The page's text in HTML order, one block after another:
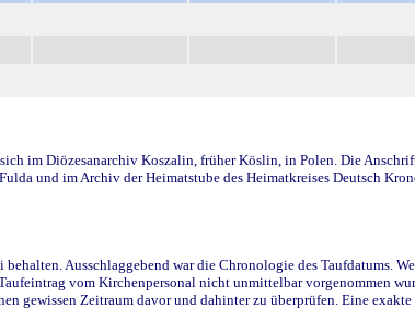
im Diözesanarchiv Koszalin, früher Köslin, in Polen. Die
und im Archiv der Heimatstube des Heimatkreises Deutsch
Ausschlaggebend war die Chronologie des Taufdatums.
vom Kirchenpersonal nicht unmittelbar vorgenommen
gewissen Zeitraum davor und dahinter zu überprüfen. Eine